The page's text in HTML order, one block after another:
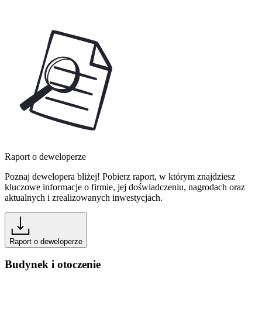
Raport o deweloperze
Poznaj dewelopera bliżej! Pobierz raport, w którym znajdziesz
kluczowe informacje o firmie, jej doświadczeniu, nagrodach oraz
aktualnych i zrealizowanych inwestycjach.
Raport o deweloperze
Budynek i otoczenie